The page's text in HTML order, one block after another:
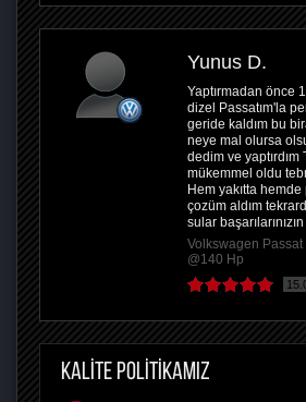
Yunus D.
Yaptırmadan önce
dizel Passatım'la
geride kaldım bu
neye mal olursa
dedim ve yaptırdım
mükemmel oldu
Hem yakıtta
çozüm aldım
sular
Volkswagen
@140 Hp
KALİTE POLİTİKAMIZ